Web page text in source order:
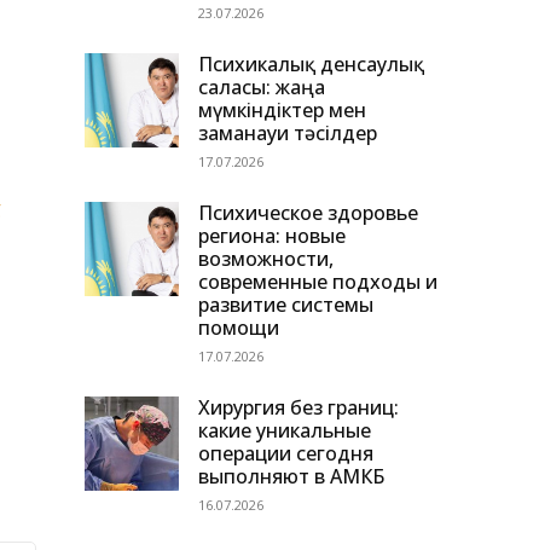
23.07.2026
Психикалық денсаулық
саласы: жаңа
мүмкіндіктер мен
заманауи тәсілдер
17.07.2026
Психическое здоровье
региона: новые
возможности,
современные подходы и
развитие системы
помощи
17.07.2026
Хирургия без границ:
какие уникальные
операции сегодня
выполняют в АМКБ
16.07.2026